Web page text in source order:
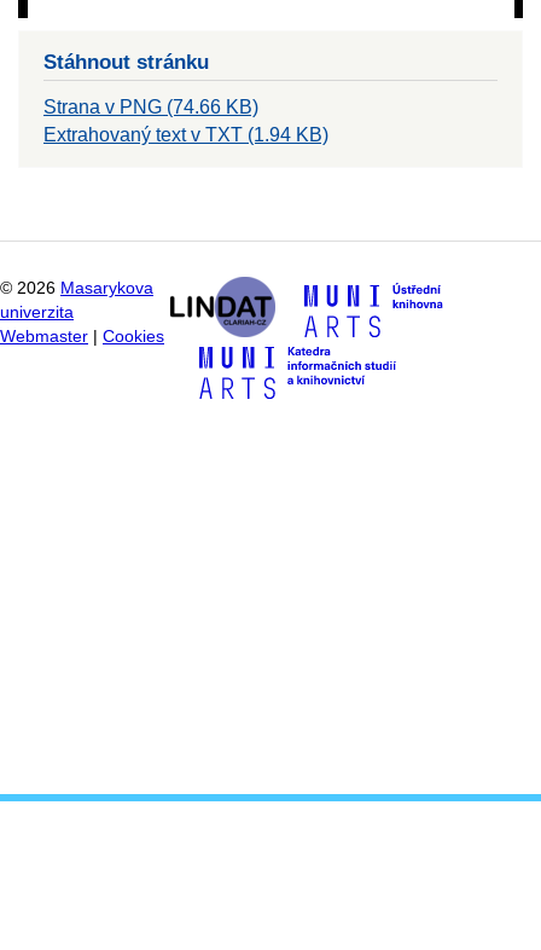
Stáhnout stránku
Strana v PNG (74.66 KB)
Extrahovaný text v TXT (1.94 KB)
© 2026 Masarykova
univerzita
Webmaster
Cookies